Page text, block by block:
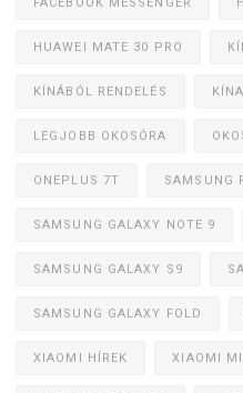
HUAWEI MATE 30 PRO
KÍNÁBÓL RENDELÉS
LEGJOBB OKOSÓRA
ONEPLUS 7T SAMSUNG
SAMSUNG GALAXY NOTE 9
SAMSUNG GALAXY S9
SAMSUNG GALAXY FOLD
XIAOMI HÍREK XIAOMI